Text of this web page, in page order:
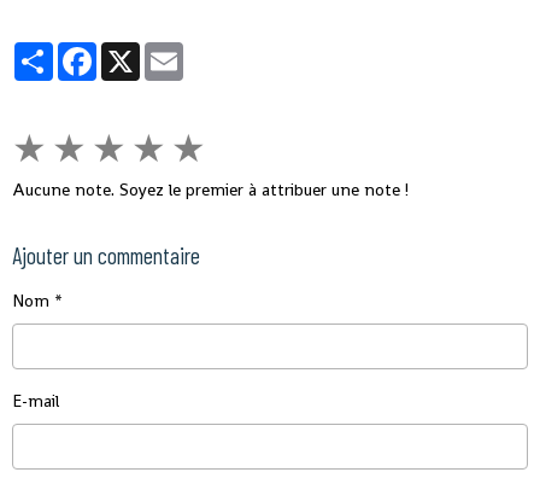
PartagerFacebook
X
★ ★ ★ ★ ★
Aucune note. Soyez le premier à attribuer une note !
Ajouter un commentaire
Nom
E-mail